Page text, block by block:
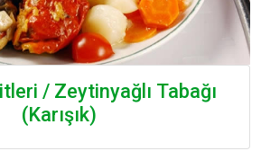
/ Zeytinyağlı Tabağı
(Karışık)